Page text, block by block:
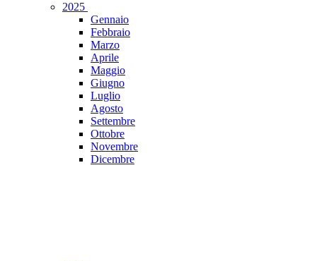
2025
Gennaio
Febbraio
Marzo
Aprile
Maggio
Giugno
Luglio
Agosto
Settembre
Ottobre
Novembre
Dicembre